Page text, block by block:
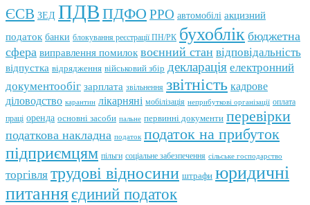
ЄСВ ЗЕД ПДВ ПДФО РРО автомобілі акцизний
податок банки блокування реєстрації ПН/РК бухоблік бюджетна
сфера виправлення помилок воєнний стан відповідальність
відпустка відрядження військовий збір декларація електронний
документообіг зарплата звільнення звітність кадрове
діловодство карантин лікарняні мобілізація неприбуткові організації оплата
праці оренда основні засоби пальне первинні документи перевірки
податкова накладна податок податок на прибуток
підприємцям пільги соціальне забезпечення сільське господарство
торгівля трудові відносини штрафи юридичні
питанняєдиний податок